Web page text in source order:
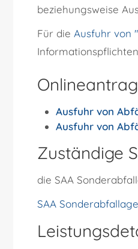
beziehungsweise
Für die Ausfuhr von
Ausfuhr von
Ausfuhr von
Zuständige
die SAA
SAA